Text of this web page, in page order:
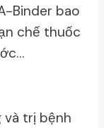
Binder bao
chế thuốc
và trị bệnh